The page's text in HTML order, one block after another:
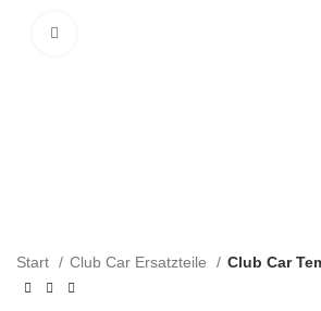
Start Club Car Ersatzteile Club Car